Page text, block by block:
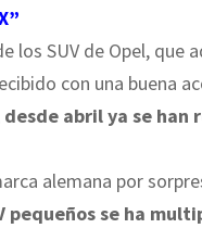
los SUV de Opel, que
con una buena
desde abril ya se han
alemana por
pequeños se ha